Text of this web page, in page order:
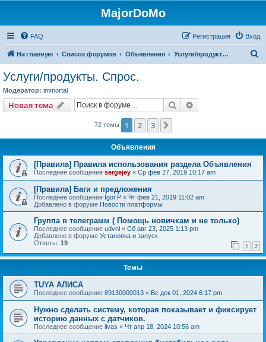
MajorDoMo
FAQ Вход
Регистрация
На главную Список форумов Объявления Услуги/продукты. Спрос.
Услуги/продукты. Спрос.
Модератор: immortal
Новая тема Поиск
72 темы 1 2 3
Объявления
[Правила] Правила использования раздела Объявления
Последнее сообщение sergejey « Ср фев 27, 2019 10:17 am
[Правила] Баги и предложения
Последнее сообщение Igor.P « Чт фев 21, 2019 11:02 am
Добавлено в форуме Новости платформы
Группа в телеграмм ( Помощь новичкам и не только)
Последнее сообщение udvnl « Сб авг 23, 2025 1:13 pm
Добавлено в форуме Установка и запуск
Ответы: 19 1 2
Темы
TUYA АЛИСА
Последнее сообщение 89130000013 « Вс дек 01, 2024 6:17 pm
Нужно сделать систему, которая показывает и фиксирует
историю данных с датчиков.
Последнее сообщение ilvas « Чт апр 18, 2024 10:56 am